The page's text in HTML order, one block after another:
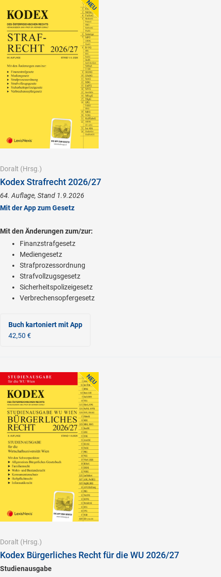
Doralt (Hrsg.)
Kodex Strafrecht 2026/27
64. Auflage, Stand 1.9.2026
Mit der App zum Gesetz
Mit den Änderungen zum/zur:
Finanzstrafgesetz
Mediengesetz
Strafprozessordnung
Strafvollzugsgesetz
Sicherheitspolizeigesetz
Verbrechensopfergesetz
Buch kartoniertmit App
42,50 €
Doralt (Hrsg.)
Kodex Bürgerliches Recht für die WU 2026/27
Studienausgabe